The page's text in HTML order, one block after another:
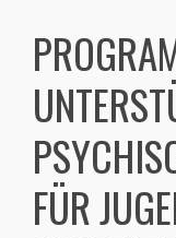
content
FÜR